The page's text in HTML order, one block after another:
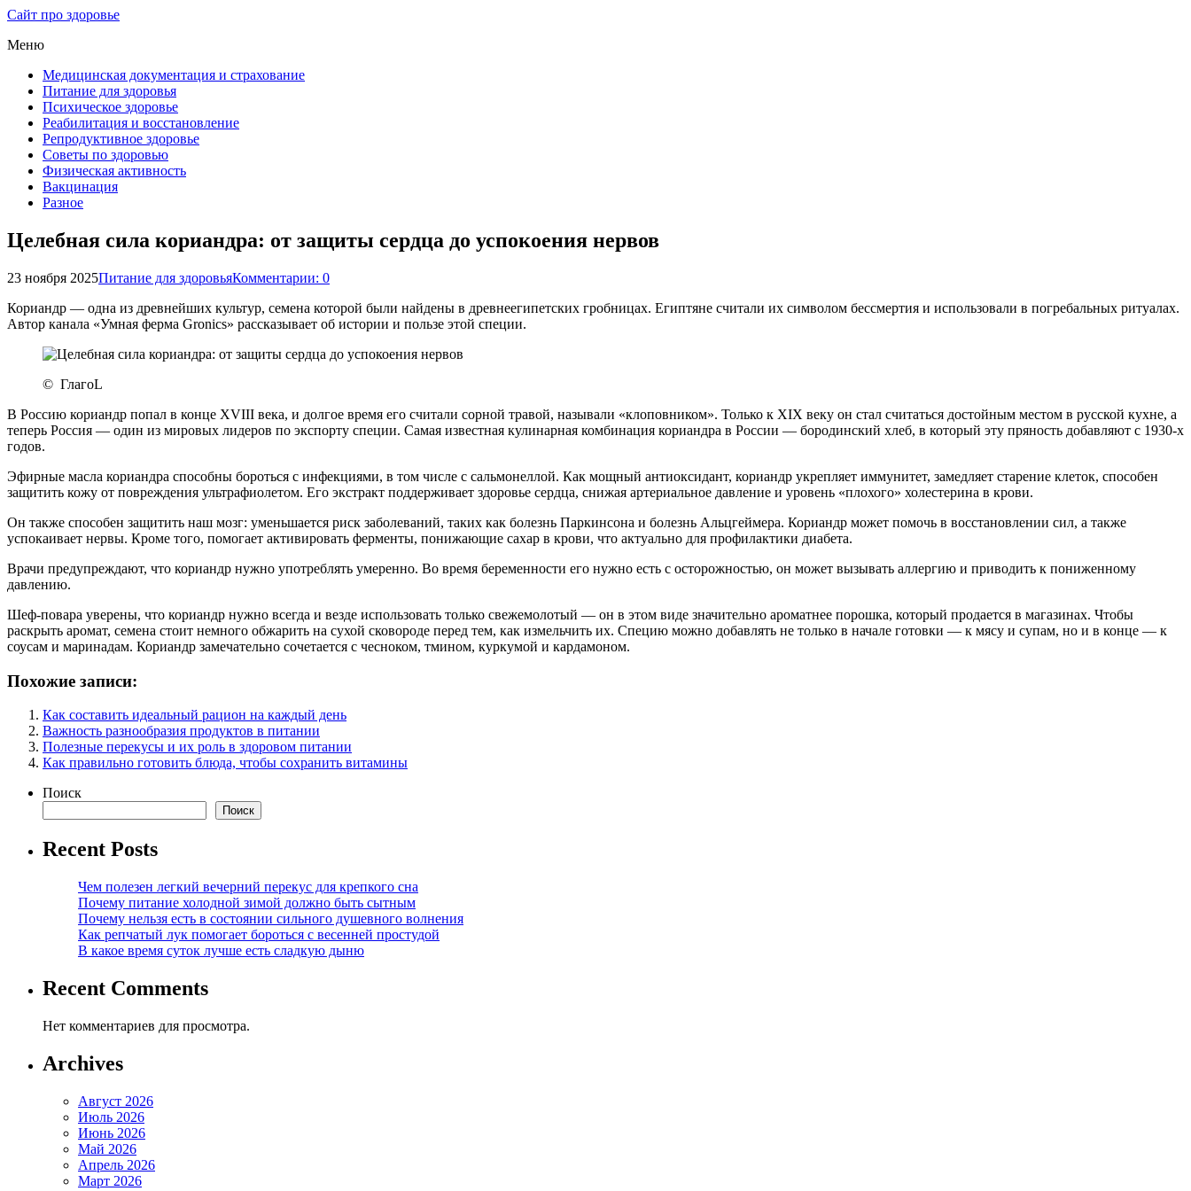
Сайт про здоровье
Меню
Медицинская документация и страхование
Питание для здоровья
Психическое здоровье
Реабилитация и восстановление
Репродуктивное здоровье
Советы по здоровью
Физическая активность
Вакцинация
Разное
Целебная сила кориандра: от защиты сердца до успокоения нервов
23 ноября 2025Питание для здоровьяКомментарии: 0
Кориандр​‍​‌‍​‍‌ — одна из древнейших культур, семена которой были найдены в древнеегипетских гробницах. Египтяне считали их символом бессмертия и использовали в погребальных ритуалах.
Автор канала «Умная ферма Gronics» рассказывает об истории и пользе этой специи.
© ГлагоL
В Россию кориандр попал в конце XVIII века, и долгое время его считали сорной травой, называли «клоповником». Только к XIX веку он стал считаться достойным местом в русской кухне, а
теперь Россия — один из мировых лидеров по экспорту специи. Самая известная кулинарная комбинация кориандра в России — бородинский хлеб, в который эту пряность добавляют с 1930-х
годов.
Эфирные масла кориандра способны бороться с инфекциями, в том числе с сальмонеллой. Как мощный антиоксидант, кориандр укрепляет иммунитет, замедляет старение клеток, способен
защитить кожу от повреждения ультрафиолетом. Его экстракт поддерживает здоровье сердца, снижая артериальное давление и уровень «плохого» холестерина в крови.
Он также способен защитить наш мозг: уменьшается риск заболеваний, таких как болезнь Паркинсона и болезнь Альцгеймера. Кориандр может помочь в восстановлении сил, а также
успокаивает нервы. Кроме того, помогает активировать ферменты, понижающие сахар в крови, что актуально для профилактики диабета.
Врачи предупреждают, что кориандр нужно употреблять умеренно. Во время беременности его нужно есть с осторожностью, он может вызывать аллергию и приводить к пониженному
давлению.
Шеф-повара уверены, что кориандр нужно всегда и везде использовать только свежемолотый — он в этом виде значительно ароматнее порошка, который продается в магазинах. Чтобы
раскрыть аромат, семена стоит немного обжарить на сухой сковороде перед тем, как измельчить их. Специю можно добавлять не только в начале готовки — к мясу и супам, но и в конце — к
соусам и маринадам. Кориандр замечательно сочетается с чесноком, тмином, куркумой и кардамоном.
Похожие записи:
Как составить идеальный рацион на каждый день
Важность разнообразия продуктов в питании
Полезные перекусы и их роль в здоровом питании
Как правильно готовить блюда, чтобы сохранить витамины
Поиск
Поиск
Recent Posts
Чем полезен легкий вечерний перекус для крепкого сна
Почему питание холодной зимой должно быть сытным
Почему нельзя есть в состоянии сильного душевного волнения
Как репчатый лук помогает бороться с весенней простудой
В какое время суток лучше есть сладкую дыню
Recent Comments
Нет комментариев для просмотра.
Archives
Август 2026
Июль 2026
Июнь 2026
Май 2026
Апрель 2026
Март 2026